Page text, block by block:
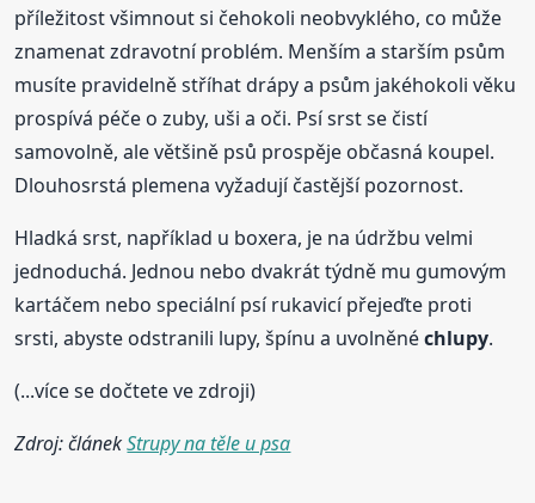
příležitost všimnout si čehokoli neobvyklého, co může
znamenat zdravotní problém. Menším a starším psům
musíte pravidelně stříhat drápy a psům jakéhokoli věku
prospívá péče o zuby, uši a oči. Psí srst se čistí
samovolně, ale většině psů prospěje občasná koupel.
Dlouhosrstá plemena vyžadují častější pozornost.
Hladká srst, například u boxera, je na údržbu velmi
jednoduchá. Jednou nebo dvakrát týdně mu gumovým
kartáčem nebo speciální psí rukavicí přejeďte proti
srsti, abyste odstranili lupy, špínu a uvolněnéchlupy.
(...více se dočtete ve zdroji)
Zdroj: článekStrupy na těle u psa